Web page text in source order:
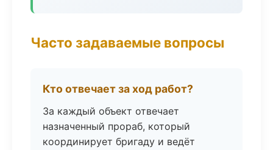
Часто задаваемые вопросы
Кто отвечает за ход работ?
За каждый объект отвечает
назначенный прораб, который
координирует бригаду и ведёт